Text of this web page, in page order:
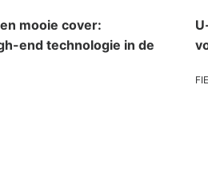
mooie cover:
end technologie in de